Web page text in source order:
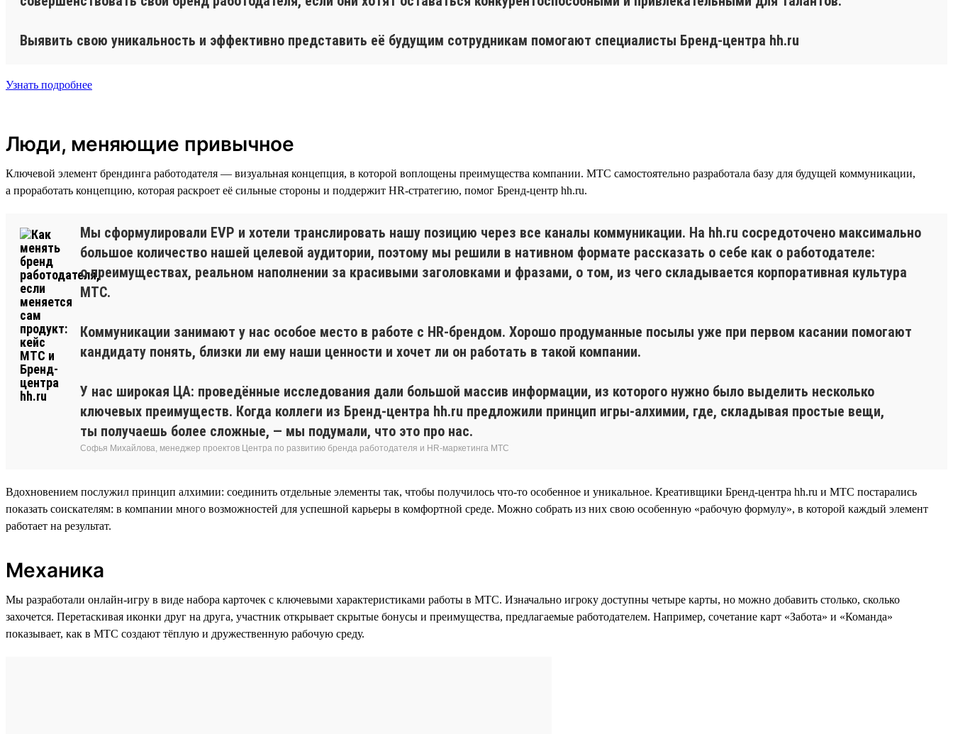
Выявить свою уникальность и эффективно представить её будущим сотрудникам помогают специалисты Бренд-центра hh.ru
Узнать подробнее
Люди, меняющие привычное
Ключевой элемент брендинга работодателя — визуальная концепция, в которой воплощены преимущества компании. МТС самостоятельно разработала базу для будущей коммуникации,
а проработать концепцию, которая раскроет её сильные стороны и поддержит HR-стратегию, помог Бренд-центр hh.ru.
Мы сформулировали EVP и хотели транслировать нашу позицию через все каналы коммуникации. На hh.ru сосредоточено максимально
большое количество нашей целевой аудитории, поэтому мы решили в нативном формате рассказать о себе как о работодателе:
о преимуществах, реальном наполнении за красивыми заголовками и фразами, о том, из чего складывается корпоративная культура
МТС.
Коммуникации занимают у нас особое место в работе с HR-брендом. Хорошо продуманные посылы уже при первом касании помогают
кандидату понять, близки ли ему наши ценности и хочет ли он работать в такой компании.
У нас широкая ЦА: проведённые исследования дали большой массив информации, из которого нужно было выделить несколько
ключевых преимуществ. Когда коллеги из Бренд-центра hh.ru предложили принцип игры-алхимии, где, складывая простые вещи,
ты получаешь более сложные, — мы подумали, что это про нас.
Софья Михайлова, менеджер проектов Центра по развитию бренда работодателя и HR-маркетинга МТС
Вдохновением послужил принцип алхимии: соединить отдельные элементы так, чтобы получилось что-то особенное и уникальное. Креативщики Бренд-центра hh.ru и МТС постарались
показать соискателям: в компании много возможностей для успешной карьеры в комфортной среде. Можно собрать из них свою особенную «рабочую формулу», в которой каждый элемент
работает на результат.
Механика
Мы разработали онлайн-игру в виде набора карточек с ключевыми характеристиками работы в МТС. Изначально игроку доступны четыре карты, но можно добавить столько, сколько
захочется. Перетаскивая иконки друг на друга, участник открывает скрытые бонусы и преимущества, предлагаемые работодателем. Например, сочетание карт «Забота» и «Команда»
показывает, как в МТС создают тёплую и дружественную рабочую среду.